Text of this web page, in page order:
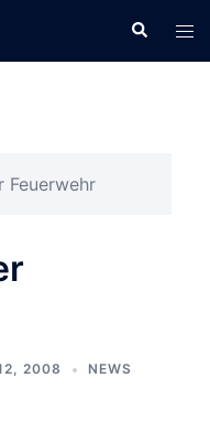
Suche
Feuerwehr
2008 NEWS